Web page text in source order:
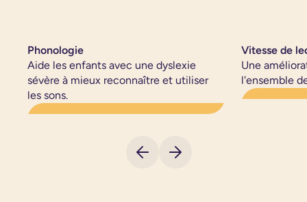
Phonologie
Aide les enfants avec une dyslexie
sévère à mieux reconnaître et utiliser
les sons.
Vitesse de
Une
l'ensemble